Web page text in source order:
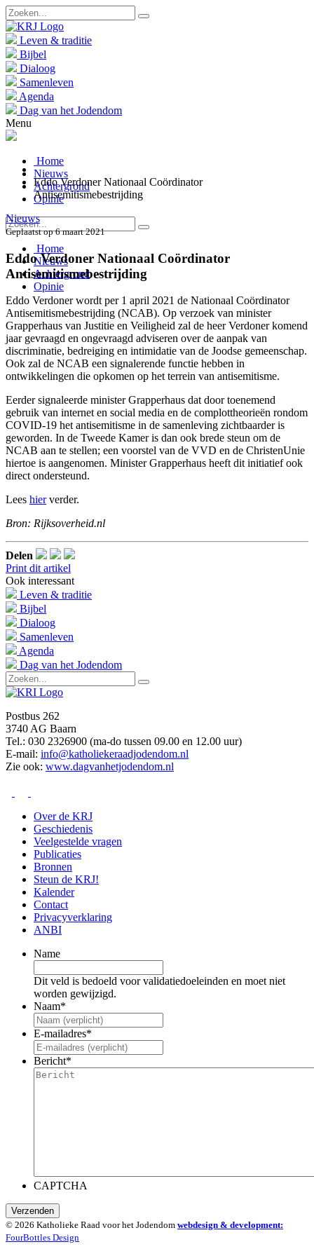
Leven & traditie
Bijbel
Dialoog
Samenleven
Agenda
Dag van het Jodendom
Menu
Home
Nieuws
Achtergrond
Opinie
Home
Nieuws
Achtergrond
Opinie
Eddo Verdoner Nationaal Coördinator
Antisemitismebestrijding
Nieuws
Geplaatst op 6 maart 2021
Eddo Verdoner Nationaal Coördinator
Antisemitismebestrijding
Eddo Verdoner wordt per 1 april 2021 de Nationaal Coördinator
Antisemitismebestrijding (NCAB). Op verzoek van minister
Grapperhaus van Justitie en Veiligheid zal de heer Verdoner komend
jaar gevraagd en ongevraagd adviseren over de aanpak van
discriminatie, bedreiging en intimidatie van de Joodse gemeenschap.
Ook zal de NCAB een signalerende functie hebben in
ontwikkelingen die opkomen op het terrein van antisemitisme.
Eerder signaleerde minister Grapperhaus dat door toenemend
gebruik van internet en social media en de complottheorieën rondom
COVID-19 het antisemitisme in de samenleving zichtbaarder is
geworden. In de Tweede Kamer is dan ook brede steun om de
NCAB aan te stellen; een voorstel van de VVD en de ChristenUnie
hiertoe is aangenomen. Minister Grapperhaus heeft dit initiatief ook
direct ondersteund.
Lees hierverder.
Bron: Rijksoverheid.nl
Delen
Print dit artikel
Ook interessant
Leven & traditie
Bijbel
Dialoog
Samenleven
Agenda
Dag van het Jodendom
Postbus 262
3740 AG Baarn
Tel.: 030 2326900 (ma-do tussen 09.00 en 12.00 uur)
E-mail: info@katholiekeraadjodendom.nl
Zie ook: www.dagvanhetjodendom.nl
Over de KRJ
Geschiedenis
Veelgestelde vragen
Publicaties
Bronnen
Steun de KRJ!
Kalender
Contact
Privacyverklaring
ANBI
Name
Dit veld is bedoeld voor validatiedoeleinden en moet niet
worden gewijzigd.
Naam*
E-mailadres*
Bericht*
CAPTCHA
Verzenden
© 2026 Katholieke Raad voor het Jodendom webdesign & development:
FourBottles Design